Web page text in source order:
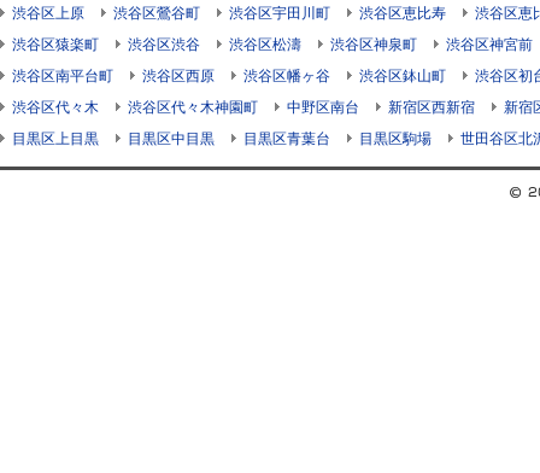
渋谷区上原 渋谷区鶯谷町 渋谷区宇田川町 渋谷区恵比寿
渋谷区恵
渋谷区猿楽町
渋谷区渋谷 渋谷区松濤 渋谷区神泉町
渋谷区神宮前
渋谷区南平台町
渋谷区西原 渋谷区幡ヶ谷 渋谷区鉢山町
渋谷区初
渋谷区代々木
渋谷区代々木神園町 中野区南台 新宿区西新宿
新宿
目黒区上目黒
目黒区中目黒 目黒区青葉台 目黒区駒場 世田谷区北